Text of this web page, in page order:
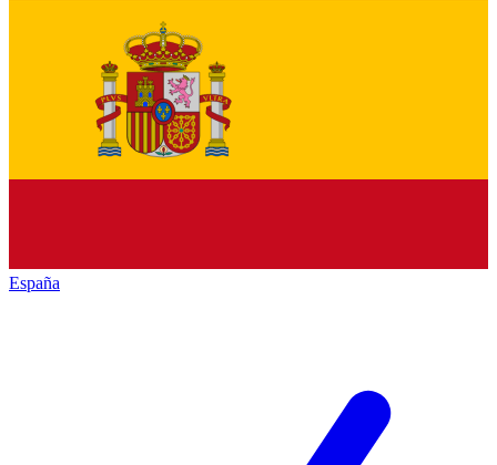
España